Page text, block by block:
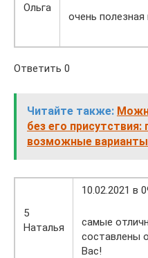
Ольга
очень
Ответить 0
Читайте также:
без его
возможные
5
Наталья
10.02.2021 в
самые
составлены
Вас!